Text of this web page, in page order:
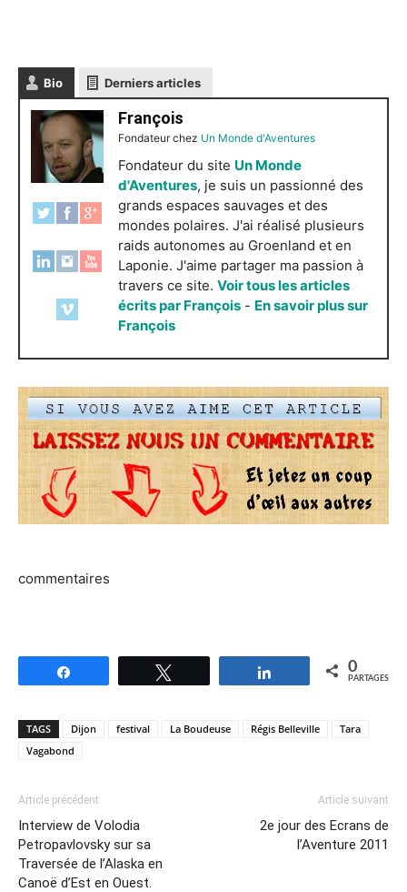
Bio Derniers articles
François
Fondateurchez Un Monde d'Aventures
Fondateur du site Un Monde
d'Aventures, je suis un passionné des
grands espaces sauvages et des
mondes polaires. J'ai réalisé plusieurs
raids autonomes au Groenland et en
Laponie. J'aime partager ma passion à
travers ce site. Voir tous les articles
écrits par François - En savoir plus sur
François
commentaires
Partagez 0
PARTAGES
TAGS Dijon festival La Boudeuse Régis Belleville
Tara
Vagabond
Article précédent
Interview de Volodia
Petropavlovsky sur sa
Traversée de l’Alaska en
Canoë d’Est en Ouest.
Article suivant
2e jour des Ecrans de
l’Aventure 2011